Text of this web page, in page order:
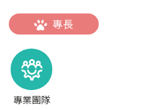
專長
專業團隊